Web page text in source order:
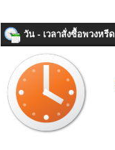
วัน - เวลาสั่งซื้อพวงหรีด